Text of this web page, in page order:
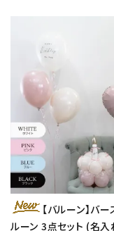
【バルーン】バ
ルーン 3点セット (名入